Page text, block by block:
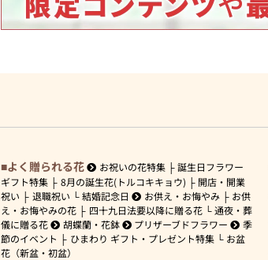
よく贈られる花 お祝いの花特集
誕生日フラワー
ギフト特集
8月の誕生花(トルコキキョウ)
開店・開業
祝い
退職祝い 結婚記念日 お供え・お悔やみ
お供
え・お悔やみの花
四十九日法要以降に贈る花
通夜・葬
儀に贈る花
胡蝶蘭・花鉢 プリザーブドフラワー
季
節のイベント
ひまわり ギフト・プレゼント特集
お盆
花（新盆・初盆）